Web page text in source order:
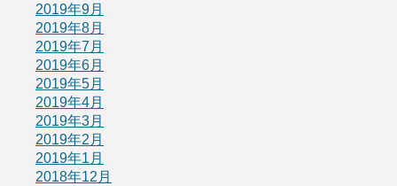
2019年9月
2019年8月
2019年7月
2019年6月
2019年5月
2019年4月
2019年3月
2019年2月
2019年1月
2018年12月